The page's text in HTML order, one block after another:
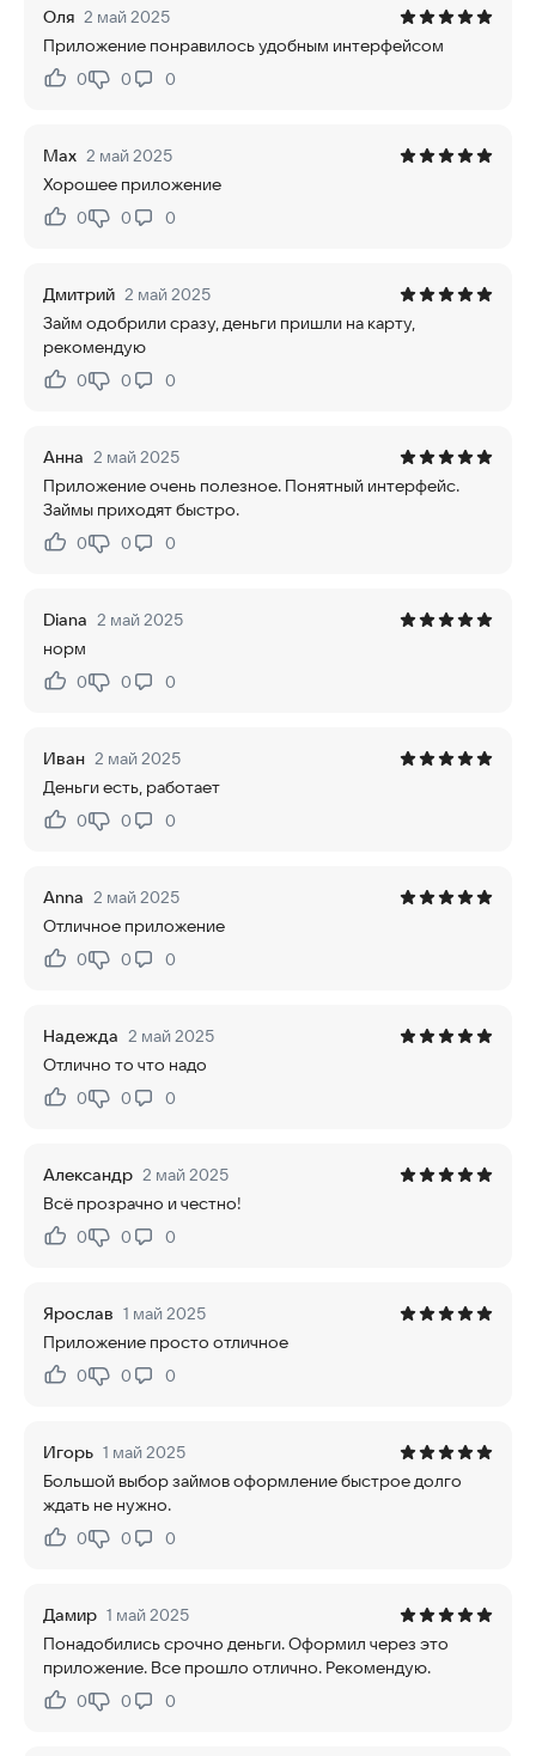
Оля 2 май 2025
Приложение понравилось удобным интерфейсом
Нравится:
0Не нравится:
0 0
Max 2 май 2025
Хорошее приложение
Нравится:
0Не нравится:
0 0
Дмитрий 2 май 2025
Займ одобрили сразу, деньги пришли на карту,
рекомендую
Нравится:
0Не нравится:
0 0
Анна 2 май 2025
Приложение очень полезное. Понятный интерфейс.
Займы приходят быстро.
Нравится:
0Не нравится:
0 0
Diana 2 май 2025
норм
Нравится:
0Не нравится:
0 0
Иван 2 май 2025
Деньги есть, работает
Нравится:
0Не нравится:
0 0
Anna 2 май 2025
Отличное приложение
Нравится:
0Не нравится:
0 0
Надежда 2 май 2025
Отлично то что надо
Нравится:
0Не нравится:
0 0
Александр 2 май 2025
Всё прозрачно и честно!
Нравится:
0Не нравится:
0 0
Ярослав 1 май 2025
Приложение просто отличное
Нравится:
0Не нравится:
0 0
Игорь 1 май 2025
Большой выбор займов оформление быстрое долго
ждать не нужно.
Нравится:
0Не нравится:
0 0
Дамир 1 май 2025
Понадобились срочно деньги. Оформил через это
приложение. Все прошло отлично. Рекомендую.
Нравится:
0Не нравится:
0 0